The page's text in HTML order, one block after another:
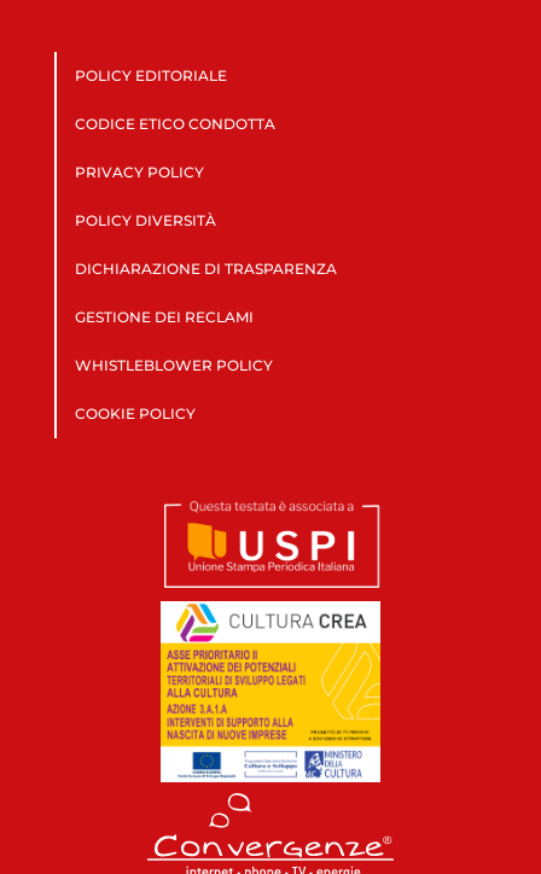
POLICY EDITORIALE
CODICE ETICO CONDOTTA
PRIVACY POLICY
POLICY DIVERSITÀ
DICHIARAZIONE DI TRASPARENZA
GESTIONE DEI RECLAMI
WHISTLEBLOWER POLICY
COOKIE POLICY